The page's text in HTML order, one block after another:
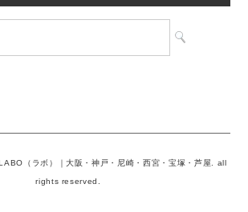
（ラボ）｜大阪・神戸・尼崎・西宮・宝塚・芦屋. all
rights reserved.